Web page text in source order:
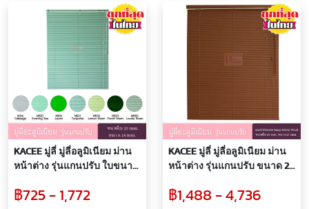
KACEE มู่ลี่ มู่ลี่อลูมิเนียม ม่าน
หน้าต่าง รุ่นแกนปรับ ใบขนาด
มม.
฿725 - 1,772
KACEE มู่ลี่ มู่ลี่อลูมิเนียม ม่าน
หน้าต่าง รุ่นแกนปรับ ขนาด 25
KC25/WD2185 หนา 0.21 มม.
฿1,488 - 4,736